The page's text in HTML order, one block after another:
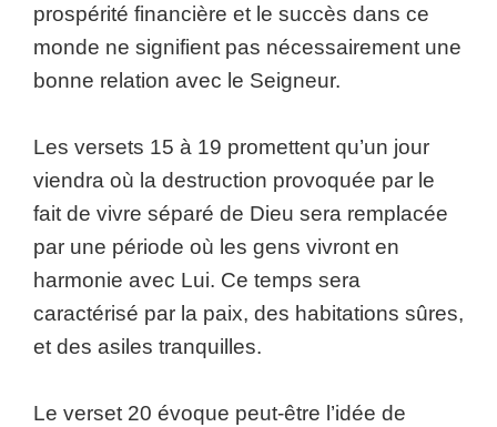
prospérité financière et le succès dans ce
monde ne signifient pas nécessairement une
bonne relation avec le Seigneur.
Les versets 15 à 19 promettent qu’un jour
viendra où la destruction provoquée par le
fait de vivre séparé de Dieu sera remplacée
par une période où les gens vivront en
harmonie avec Lui. Ce temps sera
caractérisé par la paix, des habitations sûres,
et des asiles tranquilles.
Le verset 20 évoque peut-être l’idée de